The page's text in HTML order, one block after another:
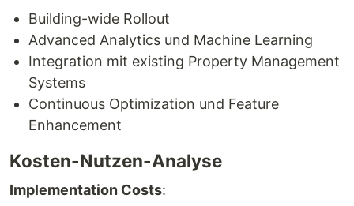
Building-wide Rollout
Advanced Analytics und Machine Learning
Integration mit existing Property Management
Systems
Continuous Optimization und Feature
Enhancement
Kosten-Nutzen-Analyse
Implementation Costs: